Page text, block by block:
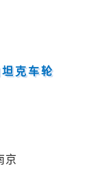
坦克车轮
京